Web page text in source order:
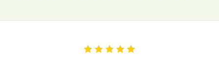
müssen Sie nicht
Geld zurückfordern.
: Was Sie zu
Schutz vor